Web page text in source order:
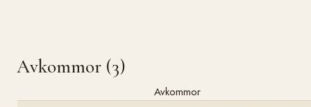
Avkommor (3)
Avkommor